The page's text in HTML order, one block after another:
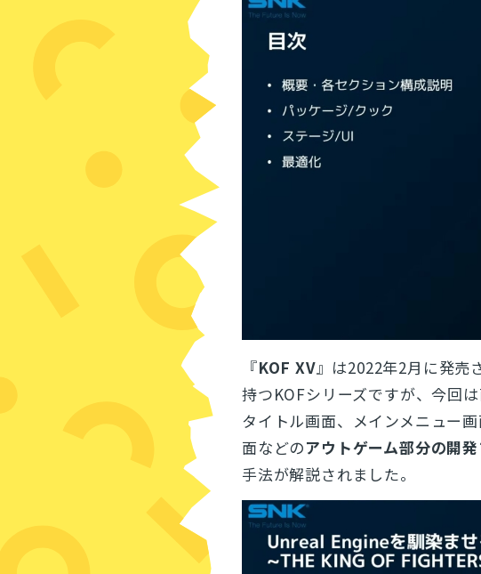
『KOFXV』は2022年2月に発売
持つKOFシリーズですが、今回
タイトル画面、メインメニュー
面などのアウトゲーム部分の開
手法が解説されました。